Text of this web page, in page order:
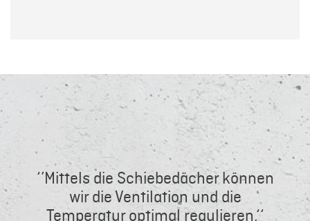
‘’Mittels die Schiebedächer können
wir die Ventilation und die
Temperatur optimal regulieren.‘‘